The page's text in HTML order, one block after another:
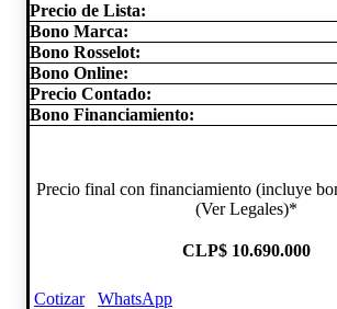
Precio de Lista:
Bono Marca:
Bono Rosselot:
Bono Online:
Precio Contado:
Bono Financiamiento:
Precio final con financiamiento (incluye
(Ver Legales)*
CLP$ 10.690.000
Cotizar WhatsApp